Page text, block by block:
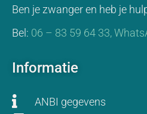
Ben je zwanger en heb je
Bel: 06 – 83 59 64 33,
Informatie
ANBI gegevens